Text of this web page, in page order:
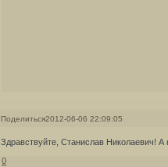
Поделиться2012-06-06 22:09:05
Здравствуйте, Станислав Николаевич!
0